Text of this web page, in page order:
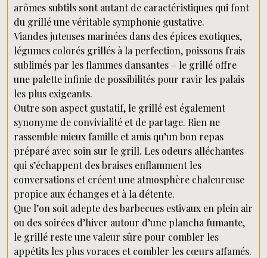
arômes subtils sont autant de caractéristiques qui font
du grillé une véritable symphonie gustative.
Viandes juteuses marinées dans des épices exotiques,
légumes colorés grillés à la perfection, poissons frais
sublimés par les flammes dansantes – le grillé offre
une palette infinie de possibilités pour ravir les palais
les plus exigeants.
Outre son aspect gustatif, le grillé est également
synonyme de convivialité et de partage. Rien ne
rassemble mieux famille et amis qu’un bon repas
préparé avec soin sur le grill. Les odeurs alléchantes
qui s’échappent des braises enflamment les
conversations et créent une atmosphère chaleureuse
propice aux échanges et à la détente.
Que l’on soit adepte des barbecues estivaux en plein air
ou des soirées d’hiver autour d’une plancha fumante,
le grillé reste une valeur sûre pour combler les
appétits les plus voraces et combler les cœurs affamés.